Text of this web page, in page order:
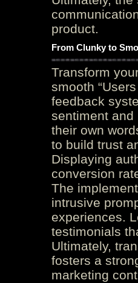
product.
From Clunky to
Transform
smooth
feedback
sentiment and
their own
to build trust
Displaying
conversion
The
intrusive
experiences.
testimonials
Ultimately,
fosters a
marketing